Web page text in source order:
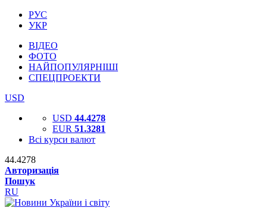
РУС
УКР
ВІДЕО
ФОТО
НАЙПОПУЛЯРНІШІ
СПЕЦПРОЕКТИ
USD
USD 44.4278
EUR 51.3281
Всі курси валют
44.4278
Авторизація
Пошук
RU